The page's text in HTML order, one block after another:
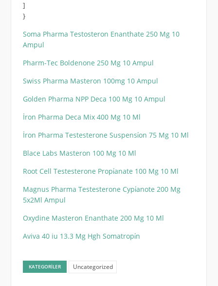
]
}
Soma Pharma Testosteron Enanthate 250 Mg 10
Ampul
Pharm-Tec Boldenone 250 Mg 10 Ampul
Swiss Pharma Masteron 100mg 10 Ampul
Golden Pharma NPP Deca 100 Mg 10 Ampul
İron Pharma Deca Mix 400 Mg 10 Ml
İron Pharma Testesterone Suspensi̇on 75 Mg 10 Ml
Blace Labs Masteron 100 Mg 10 Ml
Root Cell Testesterone Propi̇anate 100 Mg 10 Ml
Magnus Pharma Testesterone Cypi̇anote 200 Mg
5x2Ml Ampul
Oxydine Masteron Enanthate 200 Mg 10 Ml
Aviva 40 iu 13.3 Mg Hgh Somatropi̇n
KATEGORILER Uncategorized